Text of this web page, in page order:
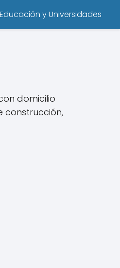
Educación y Universidades
domicilio
construcción,